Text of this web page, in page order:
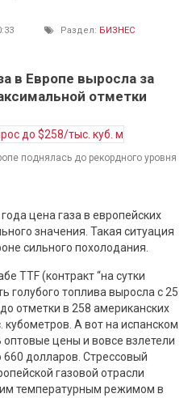
Раздел: БИЗНЕС
в Европе выросла за
отметки
поднялась до рекордного уровня
цена газа в европейских
значения. Такая ситуация
сильного похолодания.
TTF (контракт “на сутки
голубого топлива выросла с 25
отметки в 258 американских
кубометров. А вот на испанском
оптовые цены и вовсе взлетели
660 долларов. Стрессовый
газовой отрасли
температурным режимом в